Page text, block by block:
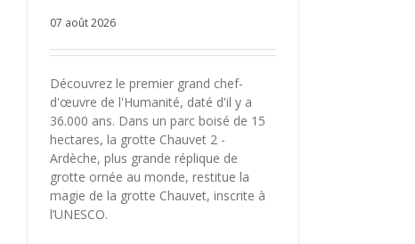
07 août 2026
Découvrez le premier grand chef-
d'œuvre de l'Humanité, daté d'il y a
36.000 ans. Dans un parc boisé de 15
hectares, la grotte Chauvet 2 -
Ardèche, plus grande réplique de
grotte ornée au monde, restitue la
magie de la grotte Chauvet, inscrite à
l’UNESCO.